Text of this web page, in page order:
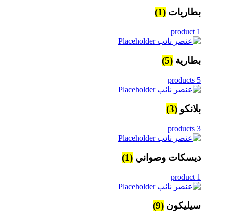
بطاريات (1)
1 product
بطارية (5)
5 products
بلانكو (3)
3 products
ديسكات وصواني (1)
1 product
سيليكون (9)